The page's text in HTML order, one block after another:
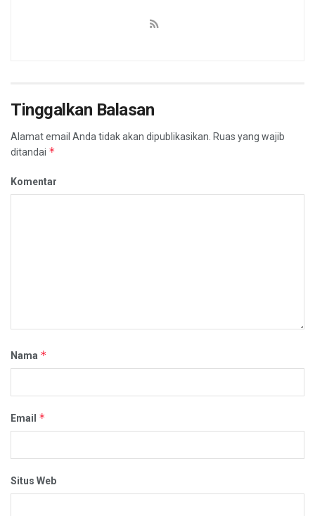
Tinggalkan Balasan
Alamat email Anda tidak akan dipublikasikan. Ruas yang wajib
ditandai *
Komentar
Nama *
Email *
Situs Web